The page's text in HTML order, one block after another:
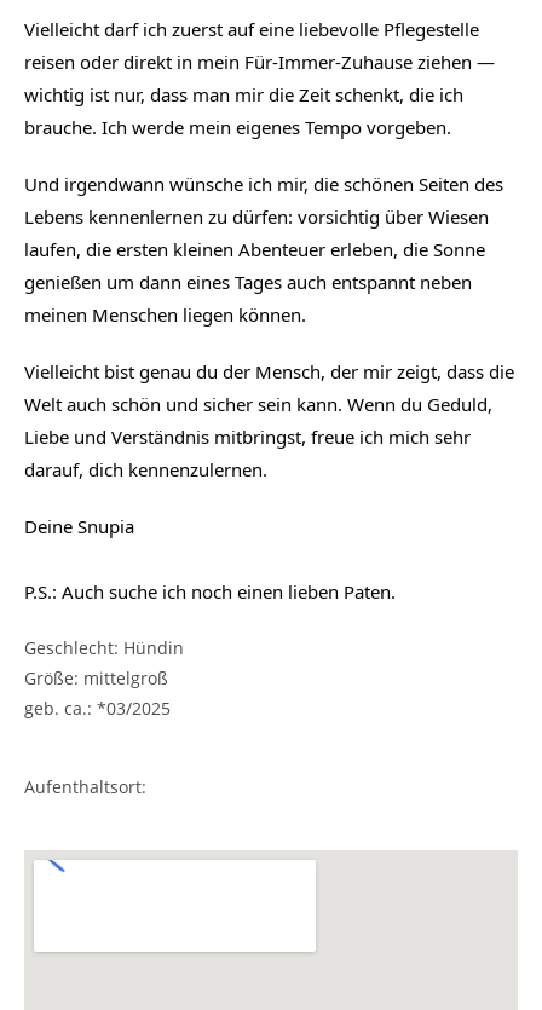
Vielleicht darf ich zuerst auf eine liebevolle Pflegestelle
reisen oder direkt in mein Für-Immer-Zuhause ziehen —
wichtig ist nur, dass man mir die Zeit schenkt, die ich
brauche. Ich werde mein eigenes Tempo vorgeben.
Und irgendwann wünsche ich mir, die schönen Seiten des
Lebens kennenlernen zu dürfen: vorsichtig über Wiesen
laufen, die ersten kleinen Abenteuer erleben, die Sonne
genießen um dann eines Tages auch entspannt neben
meinen Menschen liegen können.
Vielleicht bist genau du der Mensch, der mir zeigt, dass die
Welt auch schön und sicher sein kann. Wenn du Geduld,
Liebe und Verständnis mitbringst, freue ich mich sehr
darauf, dich kennenzulernen.
Deine Snupia
P.S.: Auch suche ich noch einen lieben Paten.
Geschlecht: Hündin
Größe: mittelgroß
geb. ca.: *03/2025
Aufenthaltsort: